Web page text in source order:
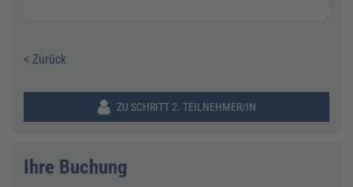
< Zurück
ZU SCHRITT 2. TEILNEHMER/IN
Ihre Buchung